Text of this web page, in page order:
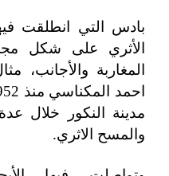
بادس التي انطلقت
الأثري على شكل
المغاربة والأجانب،
مدينة النكور خلال
والمسح الاثري.